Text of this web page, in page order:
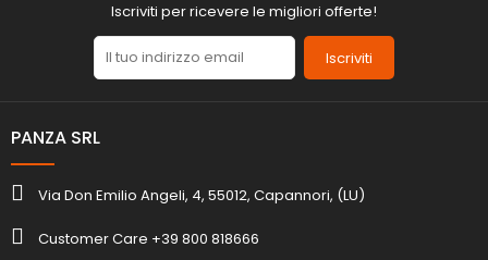
Iscriviti per ricevere le migliori offerte!
Iscriviti
PANZA SRL
Via Don Emilio Angeli, 4, 55012, Capannori, (LU)
Customer Care +39 800 818666